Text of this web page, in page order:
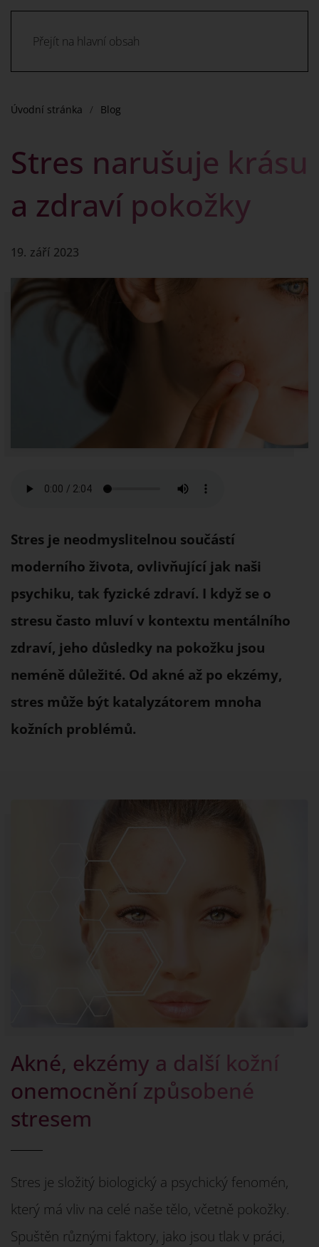
Přejít na hlavní obsah
Úvodní stránka Blog
Stres narušuje krásu
a zdraví pokožky
19. září 2023
Stres je neodmyslitelnou součástí
moderního života, ovlivňující jak naši
psychiku, tak fyzické zdraví. I když se o
stresu často mluví v kontextu mentálního
zdraví, jeho důsledky na pokožku jsou
neméně důležité. Od akné až po ekzémy,
stres může být katalyzátorem mnoha
kožních problémů.
Akné, ekzémy a další kožní
onemocnění způsobené
stresem
Stres je složitý biologický a psychický fenomén,
který má vliv na celé naše tělo, včetně pokožky.
Spuštěn různými faktory, jako jsou tlak v práci,